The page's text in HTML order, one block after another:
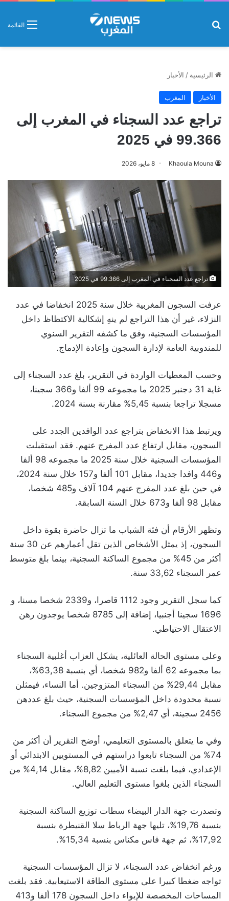
القائمة
الرئيسية / الأخبار
الأخبار المغرب
تراجع عدد السجناء في المغرب إلى
99.366 في 2025
Khaoula Mouna 8 مايو، 2026
تراجع عدد السجناء في المغرب إلى 99.366 في 2025
عرفت السجون المغربية خلال سنة 2025 انخفاضا في عدد
النزلاء، غير أن هذا التراجع لم ينهِ إشكالية الاكتظاظ داخل
المؤسسات السجنية، وفق ما كشفه التقرير السنوي
للمندوبية العامة لإدارة السجون وإعادة الإدماج.
وحسب المعطيات الواردة في التقرير، بلغ عدد السجناء إلى
غاية 31 دجنبر 2025 ما مجموعه 99 ألفا و366 سجينا،
مسجلا تراجعا بنسبة 5,45% مقارنة بسنة 2024.
ويرتبط هذا الانخفاض بتراجع عدد الوافدين الجدد على
السجون، مقابل ارتفاع عدد المفرج عنهم. فقد استقبلت
المؤسسات السجنية خلال سنة 2025 ما مجموعه 98 ألفا
و446 وافدا جديدا، مقابل 101 ألفا و157 خلال سنة 2024،
في حين بلغ عدد المفرج عنهم 104 آلاف و485 شخصا،
مقابل 98 ألفا و673 خلال السنة السابقة.
وتظهر الأرقام أن فئة الشباب ما تزال حاضرة بقوة داخل
السجون، إذ يمثل الأشخاص الذين تقل أعمارهم عن 30 سنة
أكثر من 45% من مجموع الساكنة السجنية، بينما بلغ متوسط
عمر السجناء 33,62 سنة.
كما سجل التقرير وجود 1112 قاصرا، و2339 شخصا مسنا، و
1696 سجينا أجنبيا، إضافة إلى 8785 شخصا يوجدون رهن
الاعتقال الاحتياطي.
وعلى مستوى الحالة العائلية، يشكل العزاب أغلبية السجناء
بما مجموعه 62 ألفا و982 شخصا، أي بنسبة 63,38%،
مقابل 29,44% من السجناء المتزوجين. أما النساء، فيمثلن
نسبة محدودة داخل المؤسسات السجنية، حيث بلغ عددهن
2456 سجينة، أي 2,47% من مجموع السجناء.
وفي ما يتعلق بالمستوى التعليمي، أوضح التقرير أن أكثر من
74% من السجناء تابعوا دراستهم في المستويين الابتدائي أو
الإعدادي، فيما بلغت نسبة الأميين 8,82%، مقابل 4,14% من
السجناء الذين بلغوا مستوى التعليم العالي.
وتصدرت جهة الدار البيضاء سطات توزيع الساكنة السجنية
بنسبة 19,76%، تليها جهة الرباط سلا القنيطرة بنسبة
17,92%، ثم جهة فاس مكناس بنسبة 15,34%.
ورغم انخفاض عدد السجناء، لا تزال المؤسسات السجنية
تواجه ضغطا كبيرا على مستوى الطاقة الاستيعابية. فقد بلغت
المساحات المخصصة للإيواء داخل السجون 178 ألفا و413